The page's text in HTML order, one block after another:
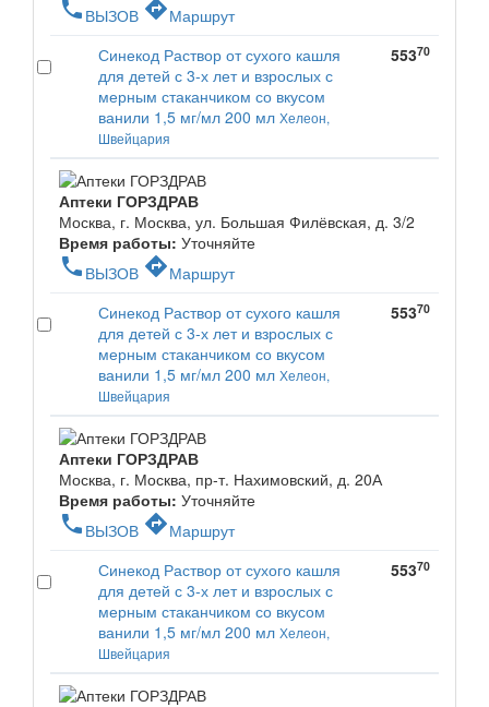
phone ВЫЗОВ directionsМаршрут
Синекод Раствор от сухого кашля
для детей с 3-х лет и взрослых с
мерным стаканчиком со вкусом
ванили 1,5 мг/мл 200 мл Хелеон,
Швейцария
55370
Аптеки ГОРЗДРАВ
Москва, г. Москва, ул. Большая Филёвская, д. 3/2
Время работы: Уточняйте
phone ВЫЗОВ directionsМаршрут
Синекод Раствор от сухого кашля
для детей с 3-х лет и взрослых с
мерным стаканчиком со вкусом
ванили 1,5 мг/мл 200 мл Хелеон,
Швейцария
55370
Аптеки ГОРЗДРАВ
Москва, г. Москва, пр-т. Нахимовский, д. 20А
Время работы: Уточняйте
phone ВЫЗОВ directionsМаршрут
Синекод Раствор от сухого кашля
для детей с 3-х лет и взрослых с
мерным стаканчиком со вкусом
ванили 1,5 мг/мл 200 мл Хелеон,
Швейцария
55370